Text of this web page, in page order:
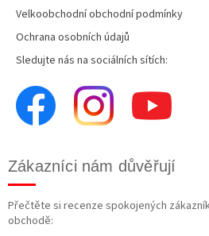
Velkoobchodní obchodní podmínky
Ochrana osobních údajů
Sledujte nás na sociálních sítích:
Zákazníci nám důvěřují
Přečtěte si recenze spokojených
obchodě: